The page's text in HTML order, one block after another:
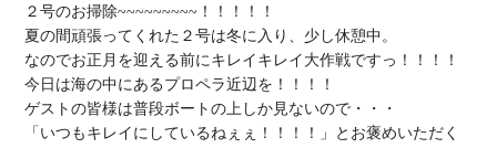
２号のお掃除~~~~~~~~~！！！！！
夏の間頑張ってくれた２号は冬に入り、少し休憩中。
なのでお正月を迎える前にキレイキレイ大作戦ですっ！！！！
今日は海の中にあるプロペラ近辺を！！！！
ゲストの皆様は普段ボートの上しか見ないので・・・
「いつもキレイにしているねぇぇ！！！！」とお褒めいただく